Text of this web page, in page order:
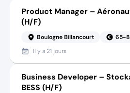
Product Manager –
(H/F)
Boulogne Billancourt
65-
Il y a 21 jours
Business Developer –
BESS (H/F)